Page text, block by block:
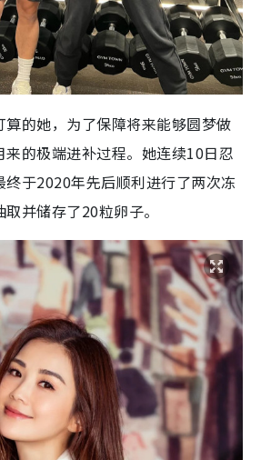
算的她，为了保障将来能够圆梦做
来的极端进补过程。她连续10日忍
于2020年先后顺利进行了两次冻
并储存了20粒卵子。